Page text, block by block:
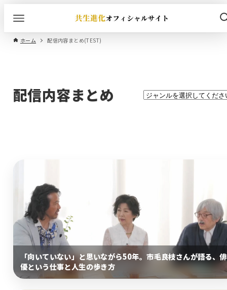
ホーム 配信内容まとめ(TEST)
配信内容まとめ
「向いていない」と思いながら50年。市毛良枝さんが語る、俳
優という仕事と人生の歩き方